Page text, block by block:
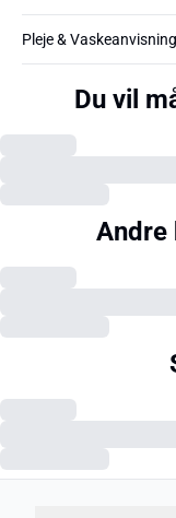
Pleje & Vaskeanvisning
Du vil
Andre